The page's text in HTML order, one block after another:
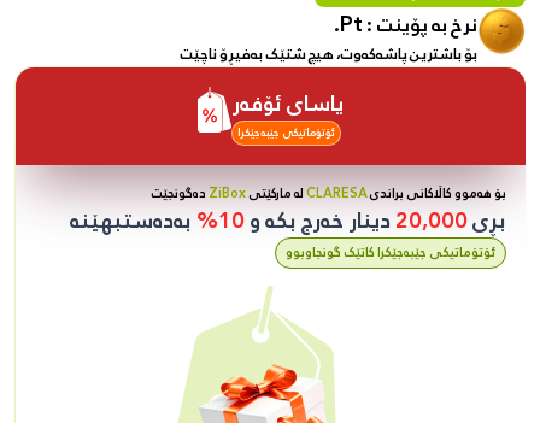
نرخ بە پۆینت :Pt.
بۆ باشترین پاشەکەوت، هیچ شتێک بەفیڕۆ ناچێت
یاسای ئۆفەر
ئۆتۆماتیکی جێبەجێکرا
بۆ هەموو کاڵاکانی براندیCLARESAلە مارکێتیZiBox دەگونجێت
بڕی20,000دینار خەرج بکە و10% بەدەستبهێنە
ئۆتۆماتیکی جێبەجێکرا کاتێک گونجاوبوو